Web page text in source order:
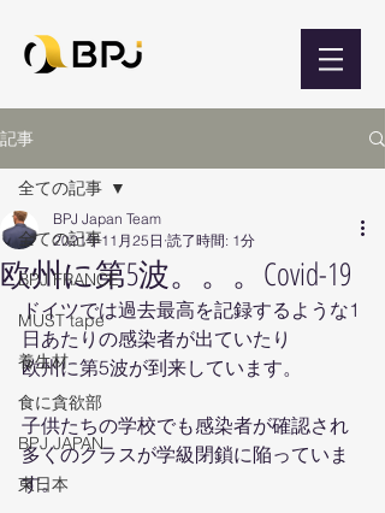
記事
全ての記事
BPJ FRANCE
MUST tape
養生材
食に貪欲部
BPJ JAPAN
東日本
全ての記事
欧州に第5波。。。Covid-19
BPJ Japan Team
2021年11月25日 読了時間: 1分
ドイツでは過去最高を記録するような1
日あたりの感染者が出ていたり
欧州に第5波が到来しています。
子供たちの学校でも感染者が確認され
多くのクラスが学級閉鎖に陥っていま
す。